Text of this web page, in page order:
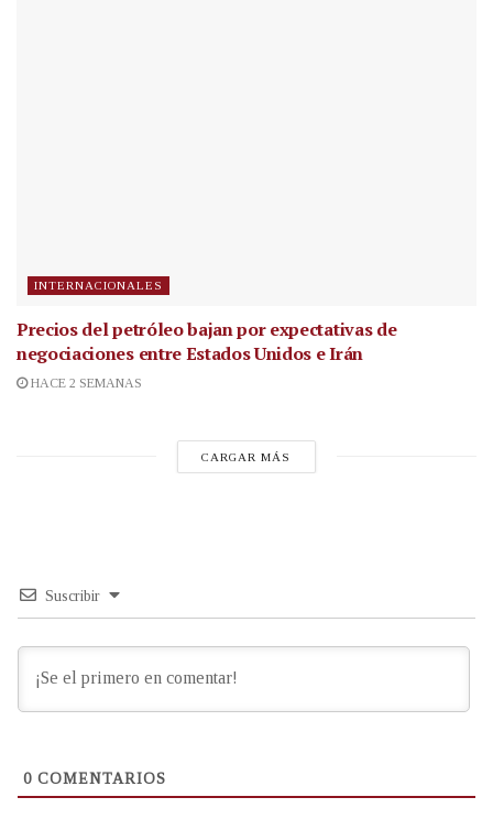
INTERNACIONALES
Precios del petróleo bajan por expectativas de
negociaciones entre Estados Unidos e Irán
HACE 2 SEMANAS
CARGAR MÁS
Suscribir
0 COMENTARIOS